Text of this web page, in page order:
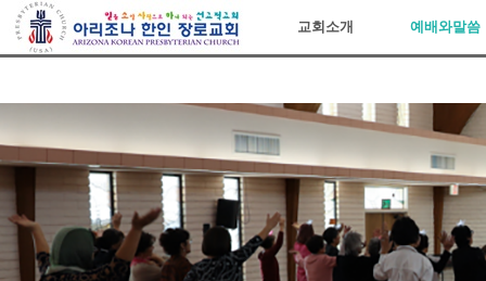
아리조나장로교회 교회소개 예배와말씀
Sketchbook5, 스케치북5
Sketchbook5, 스케치북5